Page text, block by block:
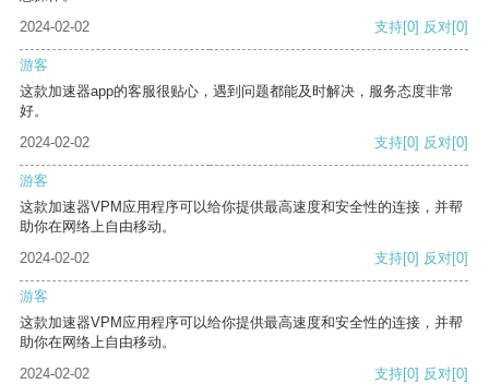
2024-02-02
支持[0] 反对[0]
游客
这款加速器app的客服很贴心，遇到问题都能及时解决，服务态度非常
好。
2024-02-02
支持[0] 反对[0]
游客
这款加速器VPM应用程序可以给你提供最高速度和安全性的连接，并帮
助你在网络上自由移动。
2024-02-02
支持[0] 反对[0]
游客
这款加速器VPM应用程序可以给你提供最高速度和安全性的连接，并帮
助你在网络上自由移动。
2024-02-02
支持[0] 反对[0]